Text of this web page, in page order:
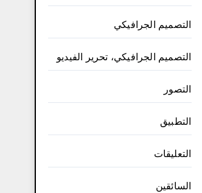
التصميم الجرافيكي
التصميم الجرافيكي، تحرير الفيديو
التصور
التطبيق
التعليقات
السائقين